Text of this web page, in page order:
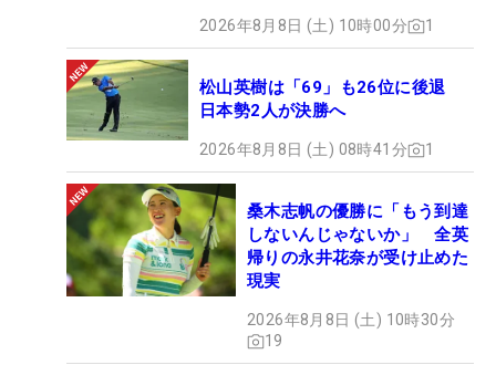
2026年8月8日 (土) 10時00分 1
松山英樹は「69」も26位に後退
日本勢2人が決勝へ
2026年8月8日 (土) 08時41分 1
桑木志帆の優勝に「もう到達
しないんじゃないか」 全英
帰りの永井花奈が受け止めた
現実
2026年8月8日 (土) 10時30分
19